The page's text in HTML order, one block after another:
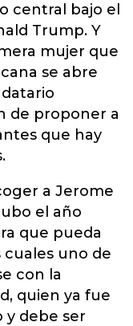
central bajo el
Trump. Y
mujer que
se abre
de proponer a
que hay
a Jerome
el año
que pueda
cuales uno de
con la
quien ya fue
y debe ser